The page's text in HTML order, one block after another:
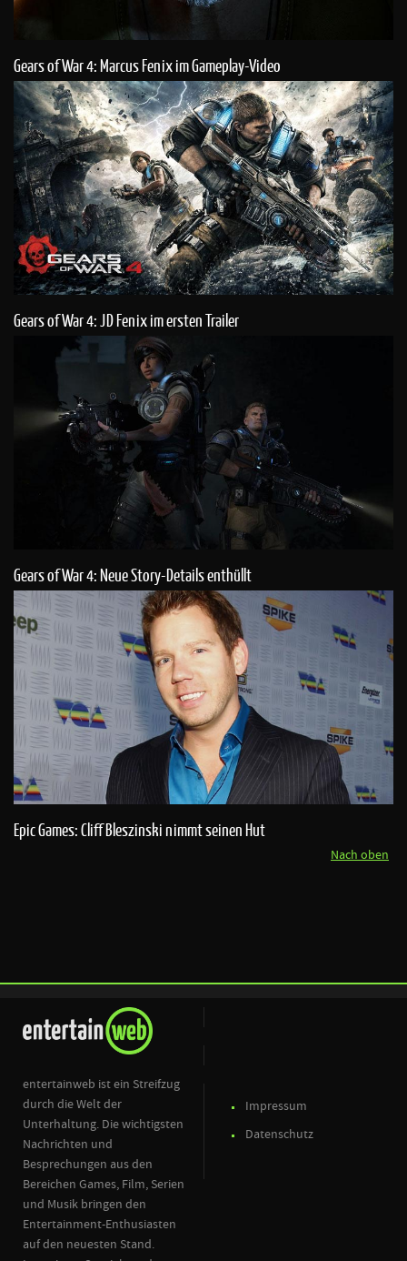
Gears of War 4: Marcus Fenix im Gameplay-Video
Gears of War 4: JD Fenix im ersten Trailer
Gears of War 4: Neue Story-Details enthüllt
Epic Games: Cliff Bleszinski nimmt seinen Hut
Nach oben
entertainweb ist ein Streifzug
durch die Welt der
Unterhaltung. Die wichtigsten
Nachrichten und
Besprechungen aus den
Bereichen Games, Film, Serien
und Musik bringen den
Entertainment-Enthusiasten
auf den neuesten Stand.
Impressum
Datenschutz